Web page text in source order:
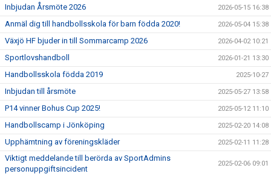
Inbjudan Årsmöte 2026 2026-05-15 16:38
Anmäl dig till handbollsskola för barn födda 2020! 2026-05-04 15:38
Växjö HF bjuder in till Sommarcamp 2026 2026-04-02 10:21
Sportlovshandboll 2026-01-21 13:30
Handbollsskola födda 2019 2025-10-27
Inbjudan till årsmöte 2025-05-27 13:58
P14 vinner Bohus Cup 2025! 2025-05-12 11:10
Handbollscamp i Jönköping 2025-02-20 14:08
Upphämtning av föreningskläder 2025-02-11 11:28
Viktigt meddelande till berörda av SportAdmins
personuppgiftsincident
2025-02-06 09:01